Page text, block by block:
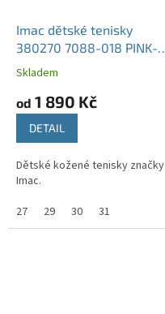
Imac dětské tenisky
380270 7088-018 PINK-
GREY
Skladem
od 1 890 Kč
DETAIL
Dětské kožené tenisky značky
Imac.
27
29 30 31